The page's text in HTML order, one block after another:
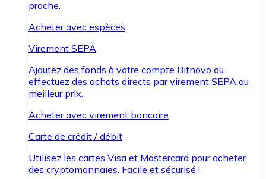
proche.
Acheter avec espèces
Virement SEPA
Ajoutez des fonds à votre compte Bitnovo ou
effectuez des achats directs par virement SEPA au
meilleur prix.
Acheter avec virement bancaire
Carte de crédit / débit
Utilisez les cartes Visa et Mastercard pour acheter
des cryptomonnaies. Facile et sécurisé !